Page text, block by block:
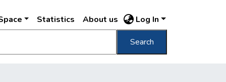
Statistics About us Log In
Search